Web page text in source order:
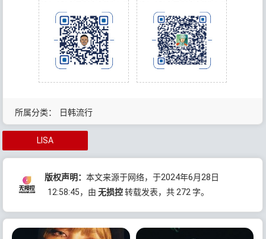
所属分类： 日韩流行
LISA
版权声明：本文来源于网络，于2024年6月28日
12:58:45，由无损控转载发表，共 272 字。